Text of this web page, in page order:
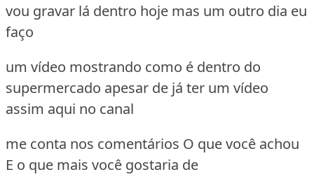
vou gravar lá dentro hoje mas um outro dia eu
faço
um vídeo mostrando como é dentro do
supermercado apesar de já ter um vídeo
assim aqui no canal
me conta nos comentários O que você achou
E o que mais você gostaria de